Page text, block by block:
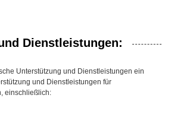
Dienstleistungen:
Unterstützung und Dienstleistungen ein
und Dienstleistungen für
einschließlich: